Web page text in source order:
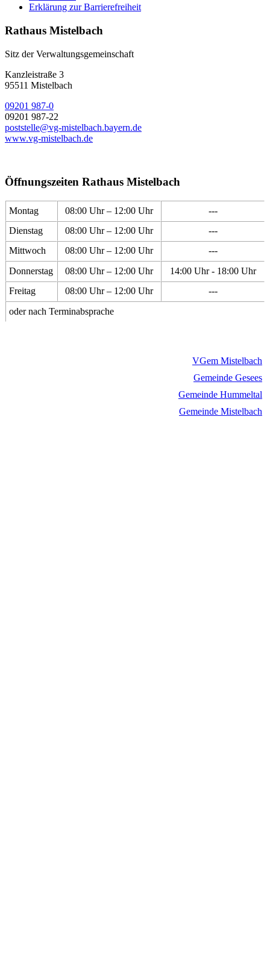
Erklärung zur Barrierefreiheit
Rathaus Mistelbach
Sitz der Verwaltungsgemeinschaft
Kanzleistraße 3
95511 Mistelbach
09201 987-0
09201 987-22
poststelle@vg-mistelbach.bayern.de
www.vg-mistelbach.de
Öffnungszeiten Rathaus Mistelbach
Montag 08:00 Uhr – 12:00 Uhr
---
Dienstag
08:00 Uhr – 12:00 Uhr
---
Mittwoch
08:00 Uhr – 12:00 Uhr
---
Donnerstag
08:00 Uhr – 12:00 Uhr
14:00 Uhr - 18:00 Uhr
Freitag
08:00 Uhr – 12:00 Uhr
---
oder nach Terminabsprache
VGem Mistelbach
Gemeinde Gesees
Gemeinde Hummeltal
Gemeinde Mistelbach